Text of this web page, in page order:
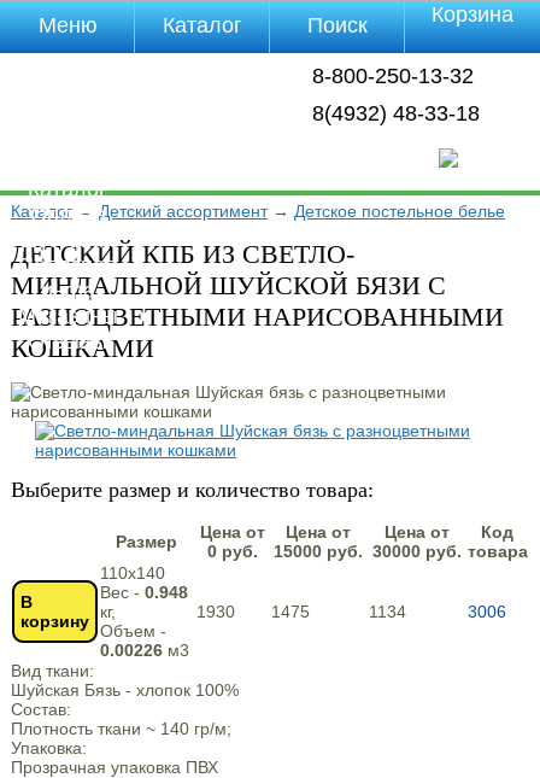
8-800-250-13-32
8(4932) 48-33-18
Каталог→ Детский ассортимент→ Детское постельное белье
ДЕТСКИЙ КПБ ИЗ СВЕТЛО-
МИНДАЛЬНОЙ ШУЙСКОЙ БЯЗИ С
РАЗНОЦВЕТНЫМИ НАРИСОВАННЫМИ
КОШКАМИ
Выберите размер и количество товара:
Размер
Цена от
0 руб.
Цена от
15000 руб.
Цена от
30000 руб.
Код
товара
В
корзину
110х140
Вес - 0.948
кг,
Объем -
0.00226м3
1930 1475 1134 3006
Вид ткани:
Шуйская Бязь - хлопок 100%
Состав:
Плотность ткани ~ 140 гр/м;
Упаковка:
Прозрачная упаковка ПВХ
Меню
Каталог
Оплата
Доставка
Полезная
инфа
Магазины
Отзывы
Каталог Поиск Корзина